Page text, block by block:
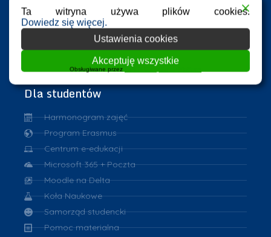
ASAP
Repozytorium PK
Dla studentów
Harmonogram zajęć
Program Erasmus
Centrum e-edukacji
Microsoft 365 + Poczta
Moodle na Delta
Koła Naukowe
Samorząd studencki
Pomoc materialna
Ta witryna używa plików cookies.
Dowiedz się więcej.
Ustawienia cookies
Akceptuję wszystkie
Obsługiwane przez